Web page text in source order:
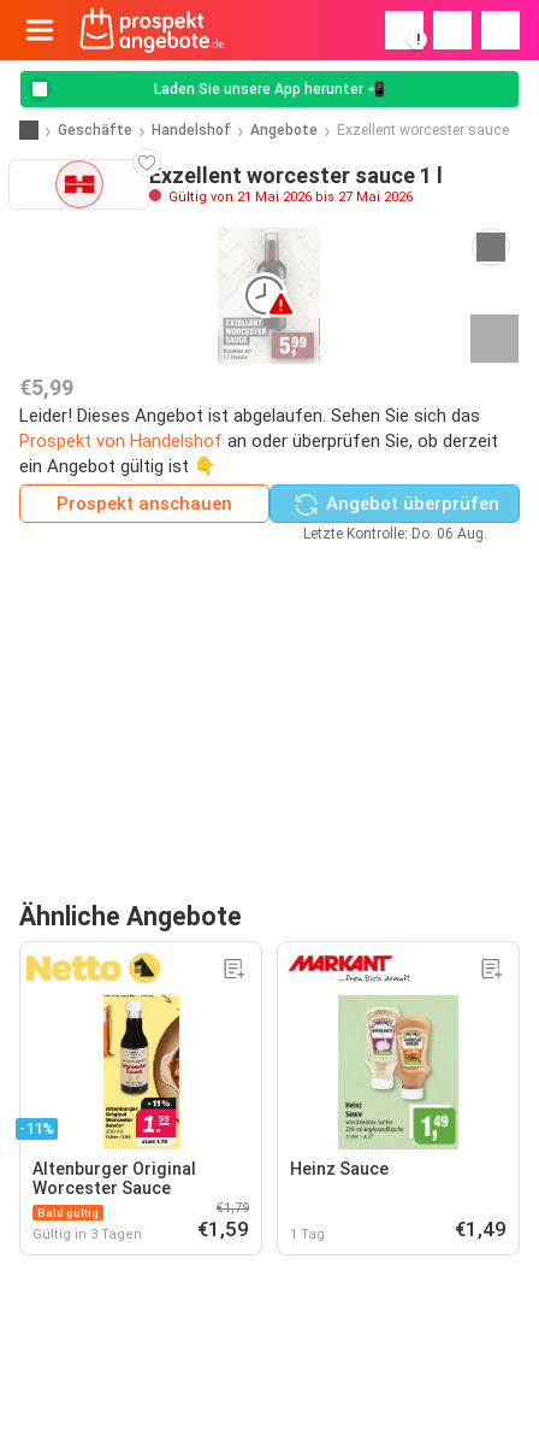
!
Laden Sie unsere App herunter 📲
Geschäfte Handelshof Angebote Exzellent worcester sauce
Exzellent worcester sauce 1 l
Gültig von 21 Mai 2026 bis 27 Mai 2026
€5,99
Leider! Dieses Angebot ist abgelaufen. Sehen Sie sich das
Prospekt von Handelshof an oder überprüfen Sie, ob derzeit
ein Angebot gültig ist 👇
Prospekt anschauen
Angebot überprüfen
Letzte Kontrolle: Do. 06 Aug.
Ähnliche Angebote
-11%
Altenburger Original
Worcester Sauce
Bald gültig
Gültig in 3 Tagen
€1,79
€1,59
Heinz Sauce
1 Tag €1,49